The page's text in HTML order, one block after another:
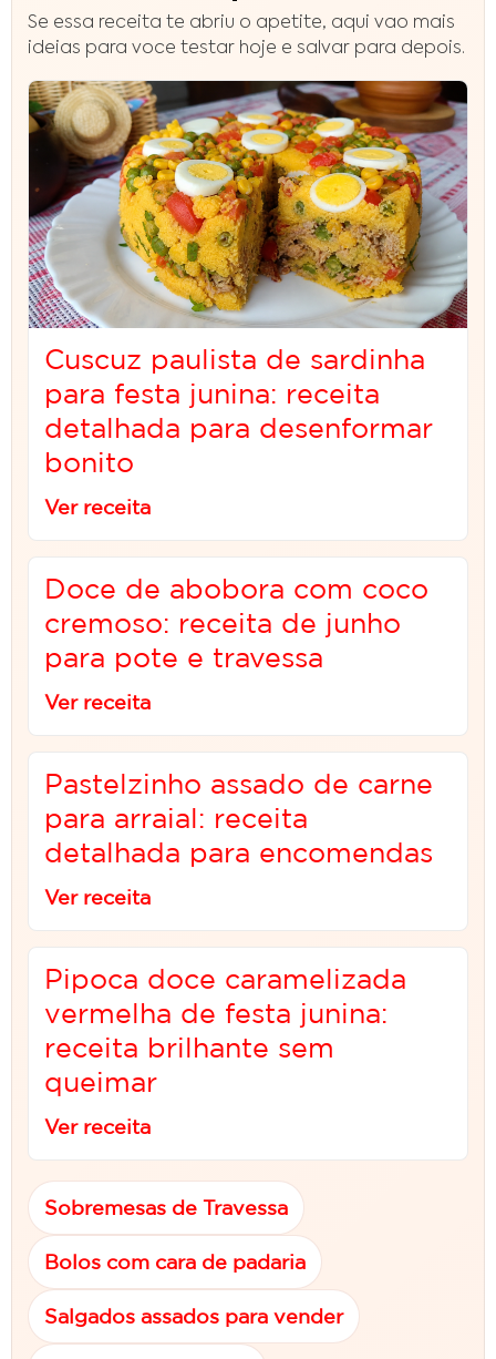
Se essa receita te abriu o apetite, aqui vao mais
ideias para voce testar hoje e salvar para depois.
Cuscuz paulista de sardinha
para festa junina: receita
detalhada para desenformar
bonito
Ver receita
Doce de abobora com coco
cremoso: receita de junho
para pote e travessa
Ver receita
Pastelzinho assado de carne
para arraial: receita
detalhada para encomendas
Ver receita
Pipoca doce caramelizada
vermelha de festa junina:
receita brilhante sem
queimar
Ver receita
Sobremesas de Travessa
Bolos com cara de padaria
Salgados assados para vender